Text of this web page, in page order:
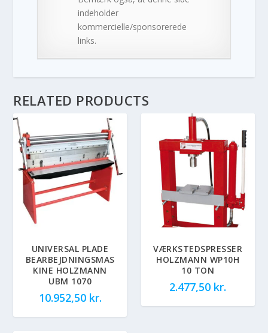
indeholder
kommercielle/sponsorerede
links.
RELATED PRODUCTS
UNIVERSAL PLADE
BEARBEJDNINGSMAS
KINE HOLZMANN
UBM 1070
10.952,50 kr.
VÆRKSTEDSPRESSER
HOLZMANN WP10H
10 TON
2.477,50 kr.